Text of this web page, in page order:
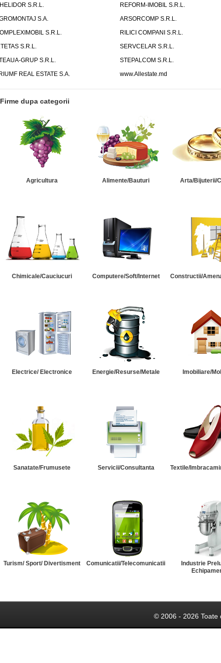
S.R.L.
REFORM-IMOBIL S.R.L.
S.A.
ARSORCOMP S.R.L.
S.R.L.
RILICI COMPANI S.R.L.
S.R.L.
SERVCELAR S.R.L.
GRUP S.R.L.
STEPALCOM S.R.L.
REAL ESTATE S.A.
www.Allestate.md
Firme dupa categorii
Agricultura Alimente/Bauturi Arta/Bijuterii/
Chimicale/Cauciucuri Computere/Soft/Internet Constructii/
Electrice/ Electronice Energie/Resurse/Metale Imobiliare/
Sanatate/Frumusete Servicii/Consultanta Textile/
Turism/ Sport/ Divertisment Comunicatii/Telecomunicatii
Industrie
© 2006 - 2026